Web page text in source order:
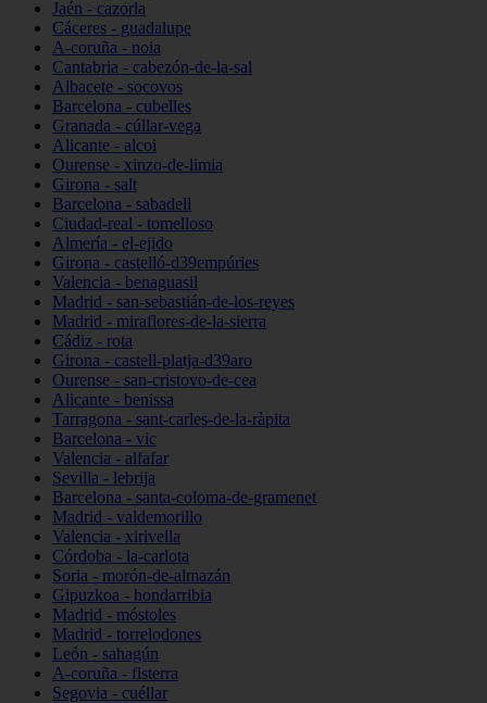
Jaén - cazorla
Cáceres - guadalupe
A-coruña - noia
Cantabria - cabezón-de-la-sal
Albacete - socovos
Barcelona - cubelles
Granada - cúllar-vega
Alicante - alcoi
Ourense - xinzo-de-limia
Girona - salt
Barcelona - sabadell
Ciudad-real - tomelloso
Almería - el-ejido
Girona - castelló-d39empúries
Valencia - benaguasil
Madrid - san-sebastián-de-los-reyes
Madrid - miraflores-de-la-sierra
Cádiz - rota
Girona - castell-platja-d39aro
Ourense - san-cristovo-de-cea
Alicante - benissa
Tarragona - sant-carles-de-la-ràpita
Barcelona - vic
Valencia - alfafar
Sevilla - lebrija
Barcelona - santa-coloma-de-gramenet
Madrid - valdemorillo
Valencia - xirivella
Córdoba - la-carlota
Soria - morón-de-almazán
Gipuzkoa - hondarribia
Madrid - móstoles
Madrid - torrelodones
León - sahagún
A-coruña - fisterra
Segovia - cuéllar